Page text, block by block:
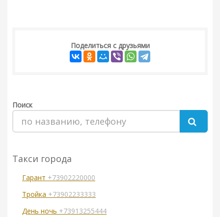
Поделиться с друзьями
Поиск
Такси города
Гарант +73902220000
Тройка +73902233333
День ночь +73913255444